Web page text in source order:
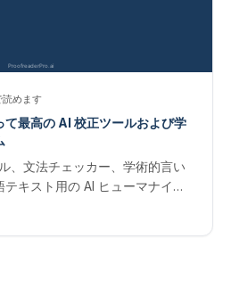
読めます
最高の AI 校正ツールおよび学
、文法チェッカー、学術的言い
キスト用の AI ヒューマナイザ
of Science ジャーナルに出版